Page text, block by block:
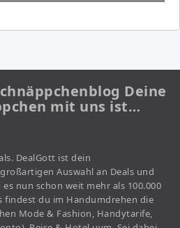
Deine
mit uns ist…
DealGott ist dein
Auswahl an Deals und
nun schon weit mehr als 100.000
findest du im Handumdrehen die
Mode & Fashion, Handytarife,